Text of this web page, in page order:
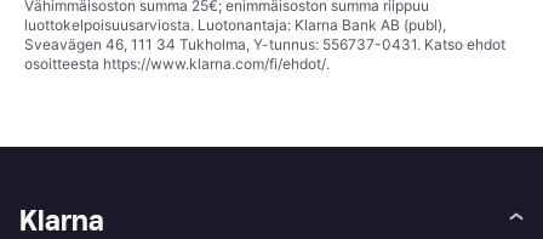
Vähimmäisoston summa 25€; enimmäisoston summa riippuu
luottokelpoisuusarviosta. Luotonantaja: Klarna Bank AB (publ),
Sveavägen 46, 111 34 Tukholma, Y-tunnus: 556737-0431. Katso ehdot
osoitteesta https://www.klarna.com/fi/ehdot/.
Klarna